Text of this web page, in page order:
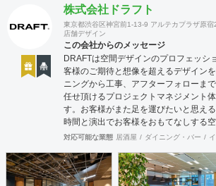
株式会社ドラフト
東京都渋谷区神宮前1-13-9 アルテカプラザ原宿
店舗デザイン
この会社からのメッセージ
DRAFTは空間デザインのプロフェッシ
客様のご期待と想像を超えるデザイン
ニングから工事、アフターフォローま
任せ頂けるプロジェクトマネジメント
す。お客様がまた足を運びたいと思え
時間と演出でお客様をおもてなしする
かけるレイアウトとVMD、ブランド力
持っております。 ご希望されるイメー
安要素、 新規オープン、移転・改装に
対応可能な業態 居酒屋 ダイニング・バー